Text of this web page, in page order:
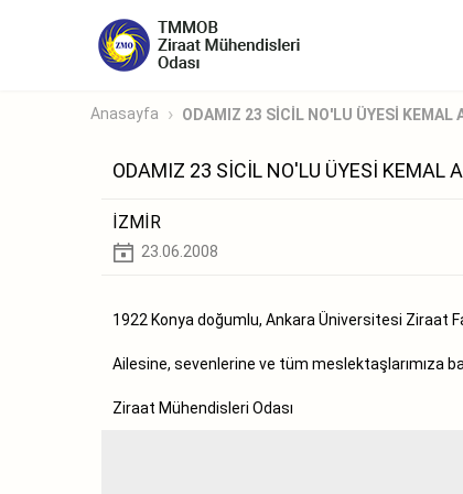
Anasayfa ODAMIZ 23 SİCİL NO'LU ÜYESİ KEMAL
ODAMIZ 23 SİCİL NO'LU ÜYESİ KEMAL
İZMİR
23.06.2008
1922 Konya doğumlu, Ankara Üniversitesi Ziraat
Ailesine, sevenlerine ve tüm meslektaşlarımıza
Ziraat Mühendisleri Odası